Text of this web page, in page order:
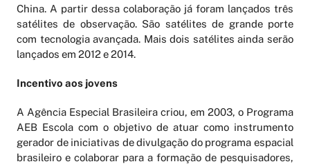
China. A partir dessa colaboração já foram lançados três
satélites de observação. São satélites de grande porte
com tecnologia avançada. Mais dois satélites ainda serão
lançados em 2012 e 2014.
Incentivo aos jovens
A Agência Especial Brasileira criou, em 2003, o Programa
AEB Escola com o objetivo de atuar como instrumento
gerador de iniciativas de divulgação do programa espacial
brasileiro e colaborar para a formação de pesquisadores,